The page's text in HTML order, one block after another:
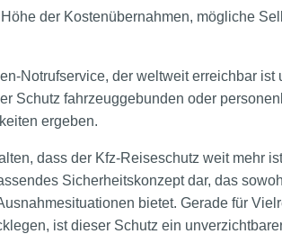
der Kostenübernahmen, mögliche
Notrufservice, der weltweit erreichbar
Schutz fahrzeuggebunden oder
ergeben.
dass der Kfz-Reiseschutz weit mehr
Sicherheitskonzept dar, das
bietet. Gerade für
ist dieser Schutz ein